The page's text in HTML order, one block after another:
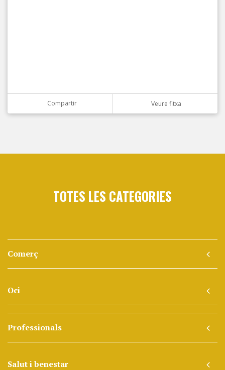
Compartir Veure fitxa
TOTES LES CATEGORIES
Comerç
Oci
Professionals
Salut i benestar